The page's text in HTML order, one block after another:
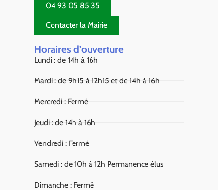
04 93 05 85 35
Contacter la Mairie
Horaires d'ouverture
Lundi : de 14h à 16h
Mardi : de 9h15 à 12h15 et de 14h à 16h
Mercredi : Fermé
Jeudi : de 14h à 16h
Vendredi : Fermé
Samedi : de 10h à 12h Permanence élus
Dimanche : Fermé